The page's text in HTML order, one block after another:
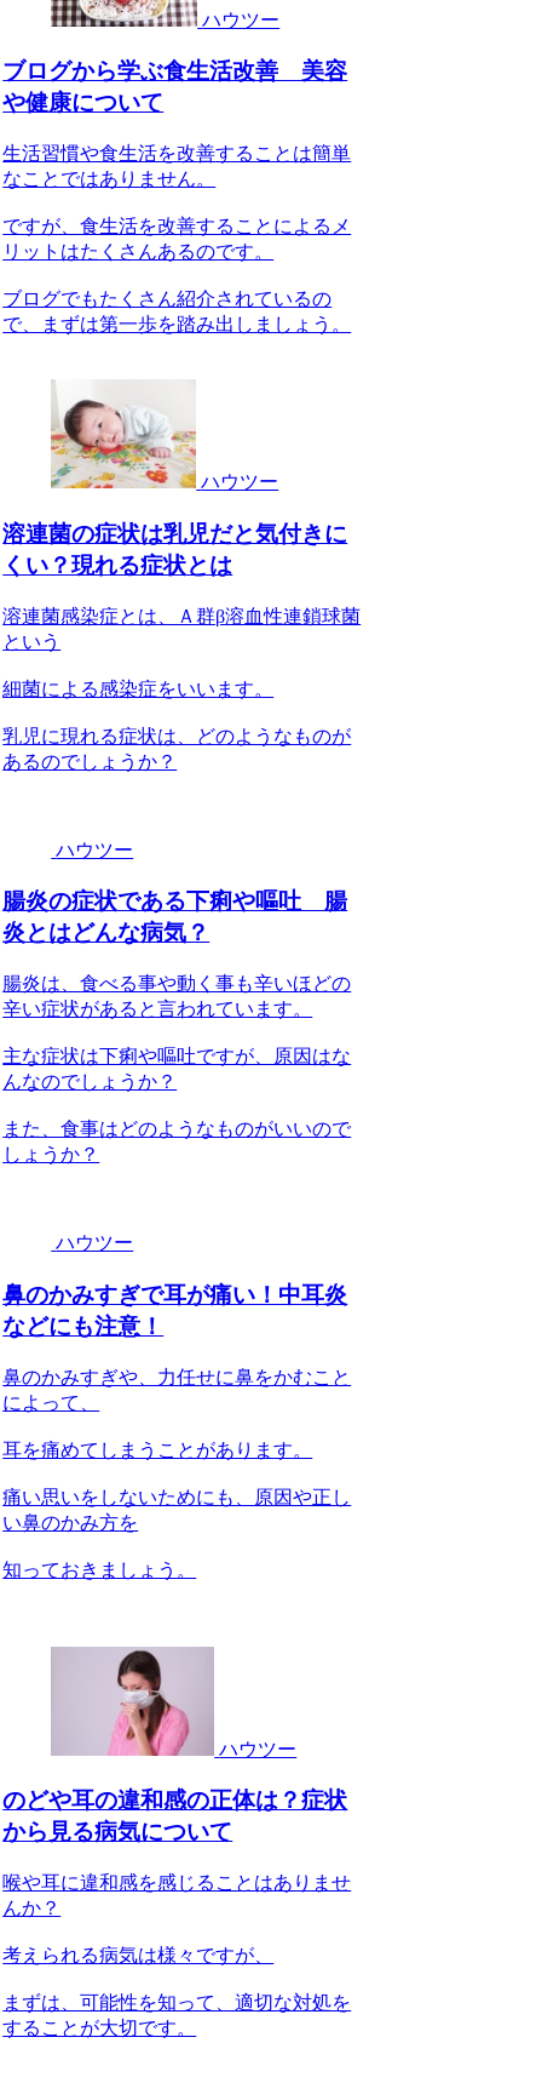
ハウツー
ブログから学ぶ食生活改善 美容
や健康について
生活習慣や食生活を改善することは簡単
なことではありません。
ですが、食生活を改善することによるメ
リットはたくさんあるのです。
ブログでもたくさん紹介されているの
で、まずは第一歩を踏み出しましょう。
ハウツー
溶連菌の症状は乳児だと気付きに
くい？現れる症状とは
溶連菌感染症とは、Ａ群β溶血性連鎖球菌
という
細菌による感染症をいいます。
乳児に現れる症状は、どのようなものが
あるのでしょうか？
ハウツー
腸炎の症状である下痢や嘔吐 腸
炎とはどんな病気？
腸炎は、食べる事や動く事も辛いほどの
辛い症状があると言われています。
主な症状は下痢や嘔吐ですが、原因はな
んなのでしょうか？
また、食事はどのようなものがいいので
しょうか？
ハウツー
鼻のかみすぎで耳が痛い！中耳炎
などにも注意！
鼻のかみすぎや、力任せに鼻をかむこと
によって、
耳を痛めてしまうことがあります。
痛い思いをしないためにも、原因や正し
い鼻のかみ方を
知っておきましょう。
ハウツー
のどや耳の違和感の正体は？症状
から見る病気について
喉や耳に違和感を感じることはありませ
んか？
考えられる病気は様々ですが、
まずは、可能性を知って、適切な対処を
することが大切です。